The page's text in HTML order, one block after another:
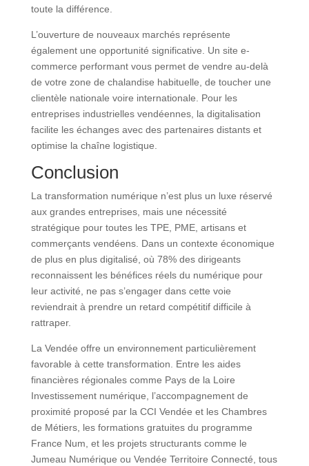
toute la différence.
L’ouverture de nouveaux marchés représente
également une opportunité significative. Un site e-
commerce performant vous permet de vendre au-delà
de votre zone de chalandise habituelle, de toucher une
clientèle nationale voire internationale. Pour les
entreprises industrielles vendéennes, la digitalisation
facilite les échanges avec des partenaires distants et
optimise la chaîne logistique.
Conclusion
La transformation numérique n’est plus un luxe réservé
aux grandes entreprises, mais une nécessité
stratégique pour toutes les TPE, PME, artisans et
commerçants vendéens. Dans un contexte économique
de plus en plus digitalisé, où 78% des dirigeants
reconnaissent les bénéfices réels du numérique pour
leur activité, ne pas s’engager dans cette voie
reviendrait à prendre un retard compétitif difficile à
rattraper.
La Vendée offre un environnement particulièrement
favorable à cette transformation. Entre les aides
financières régionales comme Pays de la Loire
Investissement numérique, l’accompagnement de
proximité proposé par la CCI Vendée et les Chambres
de Métiers, les formations gratuites du programme
France Num, et les projets structurants comme le
Jumeau Numérique ou Vendée Territoire Connecté, tous